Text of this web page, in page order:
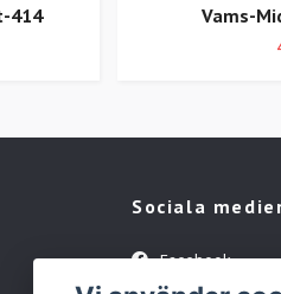
414
Vams-
Sociala
Facebook